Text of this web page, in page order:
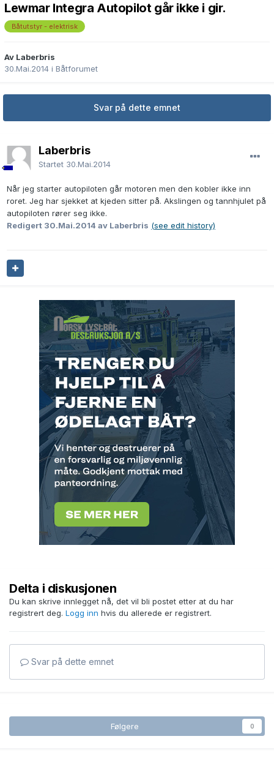
Lewmar Integra Autopilot går ikke i gir.
Båtutstyr - elektrisk
Av Laberbris
30.Mai.2014 i Båtforumet
Svar på dette emnet
Laberbris
Startet 30.Mai.2014
Når jeg starter autopiloten går motoren men den kobler ikke inn
roret. Jeg har sjekket at kjeden sitter på. Akslingen og tannhjulet på
autopiloten rører seg ikke.
Redigert 30.Mai.2014 av Laberbris (see edit history)
Delta i diskusjonen
Du kan skrive innlegget nå, det vil bli postet etter at du har
registrert deg. Logg inn hvis du allerede er registrert.
Svar på dette emnet
Følgere 0